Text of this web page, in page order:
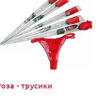
- трусики